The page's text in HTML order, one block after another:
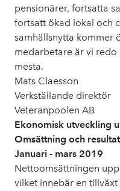
pensionärer, fortsatta
fortsatt ökad lokal och
samhällsnytta kommer
medarbetare är vi
mesta.
Mats Claesson
Verkställande direktör
Veteranpoolen AB
Ekonomisk utveckling
Omsättning och resultat
Januari - mars 2019
Nettoomsättningen
vilket innebär en tillväxt